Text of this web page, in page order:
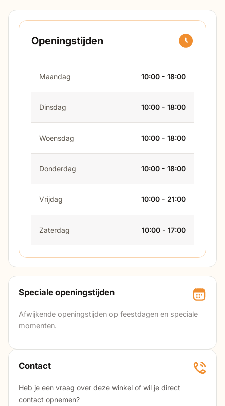
Openingstijden
Maandag 10:00 - 18:00
Dinsdag 10:00 - 18:00
Woensdag 10:00 - 18:00
Donderdag 10:00 - 18:00
Vrijdag 10:00 - 21:00
Zaterdag 10:00 - 17:00
Speciale openingstijden
Afwijkende openingstijden op feestdagen en speciale
momenten.
Contact
Heb je een vraag over deze winkel of wil je direct
contact opnemen?